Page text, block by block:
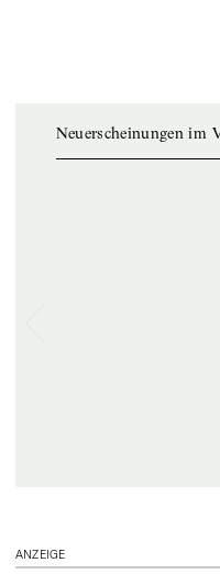
Neuerscheinungen im
ANZEIGE